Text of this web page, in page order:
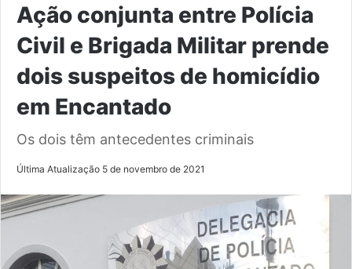
Ação conjunta entre Polícia
Civil e Brigada Militar prende
dois suspeitos de homicídio
em Encantado
Os dois têm antecedentes criminais
Última Atualização 5 de novembro de 2021